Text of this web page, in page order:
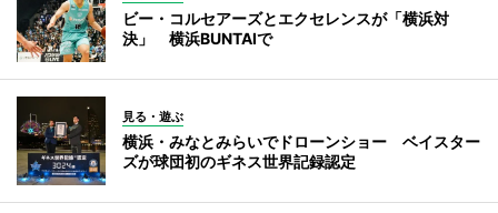
ビー・コルセアーズとエクセレンスが「横浜対
決」 横浜BUNTAIで
見る・遊ぶ
横浜・みなとみらいでドローンショー ベイスター
ズが球団初のギネス世界記録認定